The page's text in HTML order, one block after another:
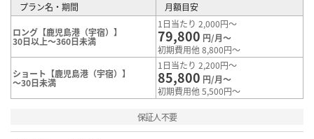
プラン名・期間 月額目安
ロング【鹿児島港（宇宿）】
30日以上～360日未満
1日当たり 2,000円～
79,800 円/月～
初期費用他 8,800円～
ショート【鹿児島港（宇宿）】
～30日未満
1日当たり 2,200円～
85,800 円/月～
初期費用他 5,500円～
保証人不要